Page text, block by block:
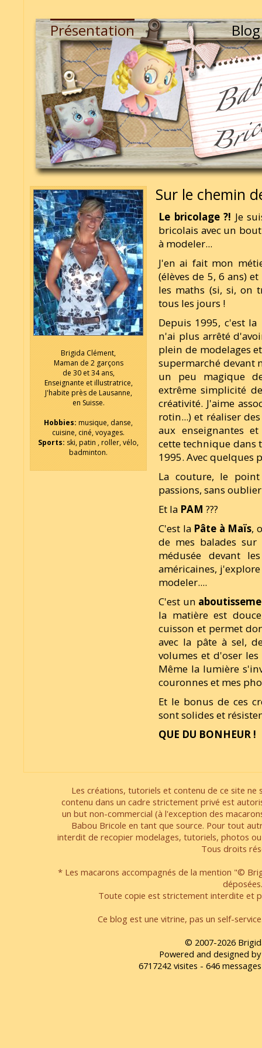
Présentation Blog
Brigida Clément,
Maman de 2 garçons
de 30 et 34 ans,
Enseignante et illustratrice,
J'habite près de Lausanne,
en Suisse.
Hobbies: musique, danse,
cuisine, ciné, voyages.
Sports: ski, patin , roller, vélo,
badminton.
Sur le chemin
Le bricolage ?! Je
bricolais avec un
à modeler...
J'en ai fait mon
(élèves de 5, 6 ans)
les maths (si, si, on
tous les jours !
Depuis 1995, c'est la
n'ai plus arrêté
plein de modelages
supermarché devant
un peu magique
extrême simplicité
créativité. J'aime
rotin...) et réaliser
aux enseignantes
cette technique dans
1995. Avec quelques
La couture, le
passions, sans
Et la PAM ???
C'est la Pâte à Maïs,
de mes balades
médusée devant
américaines,
modeler....
C'est un
la matière est
cuisson et permet
avec la pâte à sel,
volumes et d'oser
Même la lumière
couronnes et mes
Et le bonus de ces
sont solides et
QUE DU BONHEUR !
Les créations, tutoriels et contenu de ce site
contenu dans un cadre strictement privé est
un but non-commercial (à l'exception des
Babou Bricole en tant que source. Pour tout
interdit de recopier modelages, tutoriels, photos
Tous droits
* Les macarons accompagnés de la mention "©
déposées.
Toute copie est strictement interdite et
Ce blog est une vitrine, pas un self-
© 2007-2026
Powered and designed
6717242 visites - 646